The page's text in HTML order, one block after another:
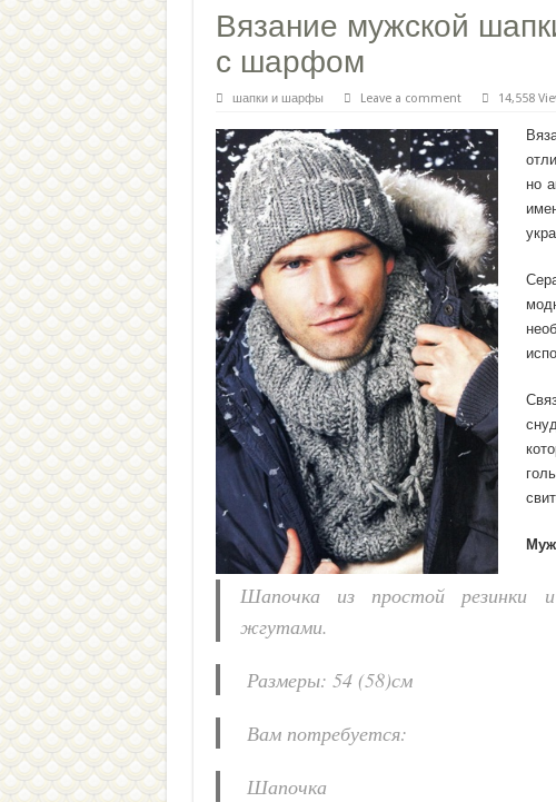
Вязание мужской
с шарфом
шапки и шарфы Leave a comment 14,558
но
Шапочка из простой резинки
жгутами.
Размеры: 54 (58)см
Вам потребуется:
Шапочка